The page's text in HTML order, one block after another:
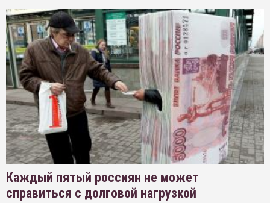
Каждый пятый россиян не может
справиться с долговой нагрузкой